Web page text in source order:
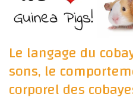
Le langage du
sons, le
corporel des